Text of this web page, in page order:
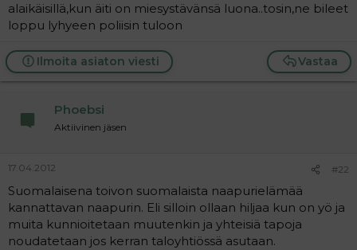
alaikäisillä,kun äiti on miesystävänsä luona..tosin,ne bileet
loppu lyhyeen poliisin tuloon
Vastaa
Ilmoita asiaton viesti
Phoebsi
Aktiivinen jäsen
17.04.2012 #22
Suomalaisena toivon suomalaista naapurielämää
kannattavan naapurin. Eli silloin ollaan hiljaa kun on yö ja
muita kunnioitetaan muutenkin ja yhteisiä tapoja
noudatetaan jos kerran taloyhtiössä asutaan.